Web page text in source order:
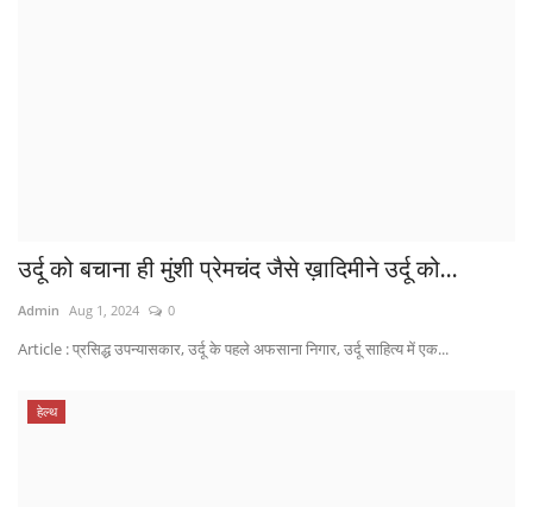
उर्दू को बचाना ही मुंशी प्रेमचंद जैसे ख़ादिमीने उर्दू को...
Admin Aug 1, 2024 0
Article : प्रसिद्ध उपन्यासकार, उर्दू के पहले अफसाना निगार, उर्दू साहित्य में एक...
हेल्थ